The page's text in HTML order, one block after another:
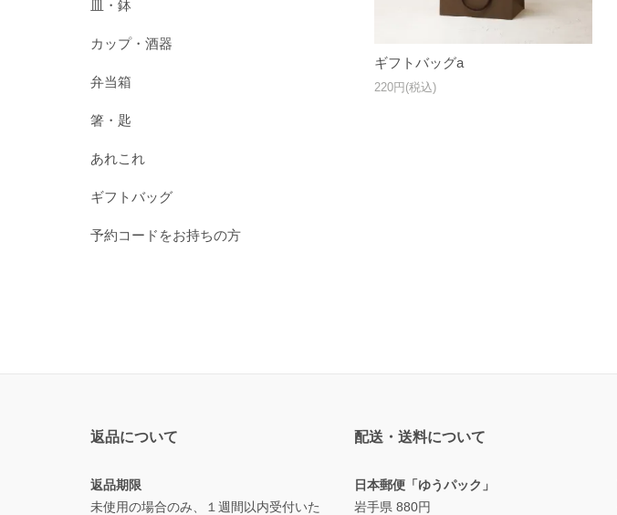
ギフトバッグa
220円(税込)
皿・鉢
カップ・酒器
弁当箱
箸・匙
あれこれ
ギフトバッグ
予約コードをお持ちの方
返品について
返品期限
未使用の場合のみ、１週間以内受付いた
配送・送料について
日本郵便「ゆうパック」
岩手県 880円